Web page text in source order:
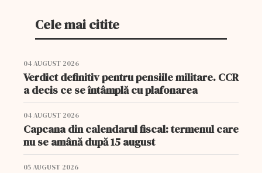
Cele mai citite
04 AUGUST 2026
Verdict definitiv pentru pensiile militare. CCR
a decis ce se întâmplă cu plafonarea
04 AUGUST 2026
Capcana din calendarul fiscal: termenul care
nu se amână după 15 august
05 AUGUST 2026